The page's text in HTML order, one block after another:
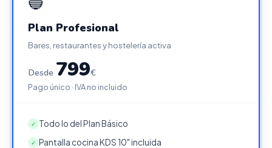
Plan Profesional
Bares, restaurantes y hostelería activa
Desde 799€
Pago único · IVA no incluido
✓ Todo lo del Plan Básico
✓ Pantalla cocina KDS 10" incluida